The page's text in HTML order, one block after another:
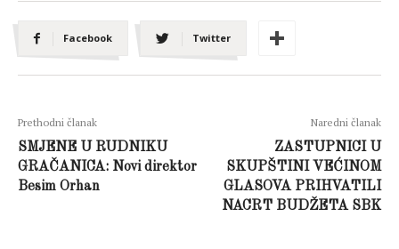
Facebook Twitter
Prethodni članak
SMJENE U RUDNIKU
GRAČANICA: Novi direktor
Besim Orhan
Naredni članak
ZASTUPNICI U
SKUPŠTINI VEĆINOM
GLASOVA PRIHVATILI
NACRT BUDŽETA SBK